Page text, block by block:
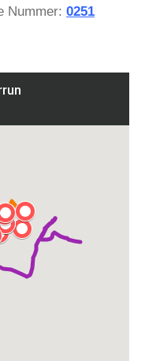
Nummer: 0251